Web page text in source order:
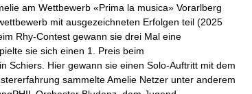
am Wettbewerb «Prima la musica» Vorarlberg
mit ausgezeichneten Erfolgen teil (2025
Rhy-Contest gewann sie drei Mal eine
sie sich einen 1. Preis beim
Schiers. Hier gewann sie einen Solo-Auftritt mit dem
sammelte Amelie Netzer unter anderem